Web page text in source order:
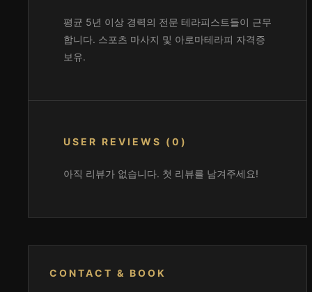
평균 5년 이상 경력의 전문 테라피스트들이 근무
합니다. 스포츠 마사지 및 아로마테라피 자격증
보유.
USER REVIEWS (0)
아직 리뷰가 없습니다. 첫 리뷰를 남겨주세요!
CONTACT & BOOK